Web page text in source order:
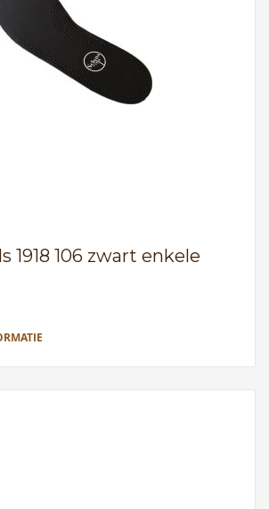
1918 106 zwart enkele